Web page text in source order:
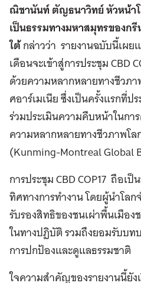
ณิชานันท์ ตัญธนาวิทย์ หัวหน้า
เป็นธรรมทางมหาสมุทรของก
ใต้กล่าวว่า รายงานฉบับนี้เผ
เดือนจะเข้าสู่การประชุม CBD
ด้วยความหลากหลายทางชีวภา
ศอาร์เมเนีย ซึ่งเป็นครั้งแรกที่ป
ร่วมประเมินความคืบหน้าในกา
ความหลากหลายทางชีวภาพโ
(Kunming-Montreal Global
การประชุม CBD COP17 ถือเ
ทิศทางการทำงาน โดยผู้นำโลก
รับรองสิทธิของชนเผ่าพื้นเมือ
ในทางปฏิบัติ รวมถึงยอมรับบ
การปกป้องและดูแลธรรมชาติ
ใจความสำคัญของรายงานนี้ยัง